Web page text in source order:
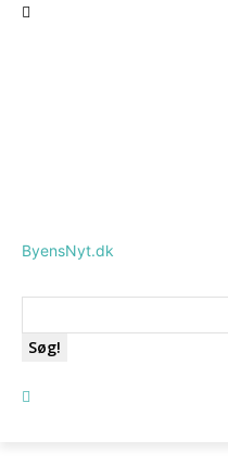
ByensNyt.dk
Søg!